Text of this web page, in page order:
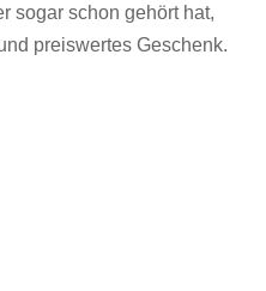
sogar schon gehört hat,
preiswertes Geschenk.